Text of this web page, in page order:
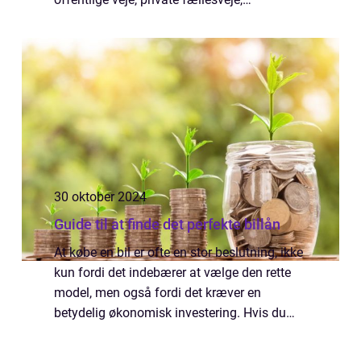
parkeringskontrol hj&aeli...
30 oktober 2024
Guide til at finde det perfekte billån
At købe en bil er ofte en stor beslutning, ikke
kun fordi det indebærer at vælge den rette
model, men også fordi det kræver en
betydelig økonomisk investering. Hvis du